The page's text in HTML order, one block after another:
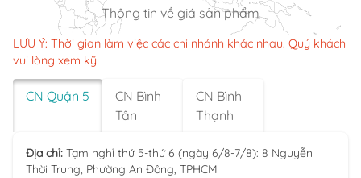
Thông tin về giá sản phẩm
LƯU Ý: Thời gian làm việc các chi nhánh khác nhau. Quý khách
vui lòng xem kỹ
CN Quận 5
CN Bình
Tân
CN Bình
Thạnh
Địa chỉ: Tạm nghỉ thứ 5-thứ 6 (ngày 6/8-7/8): 8 Nguyễn
Thời Trung, Phường An Đông, TPHCM